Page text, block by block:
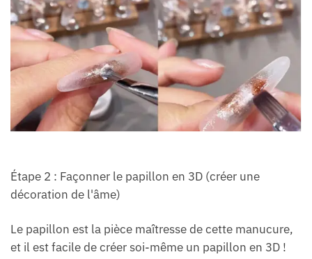
Étape 2 : Façonner le papillon en 3D (créer une
décoration de l'âme)
Le papillon est la pièce maîtresse de cette manucure,
et il est facile de créer soi-même un papillon en 3D !